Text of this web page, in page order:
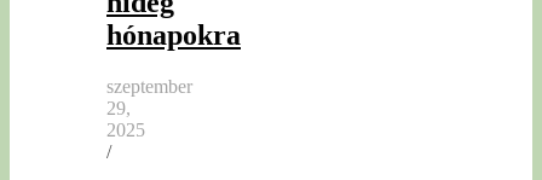
hónapokra
szeptember
29,
2025
/